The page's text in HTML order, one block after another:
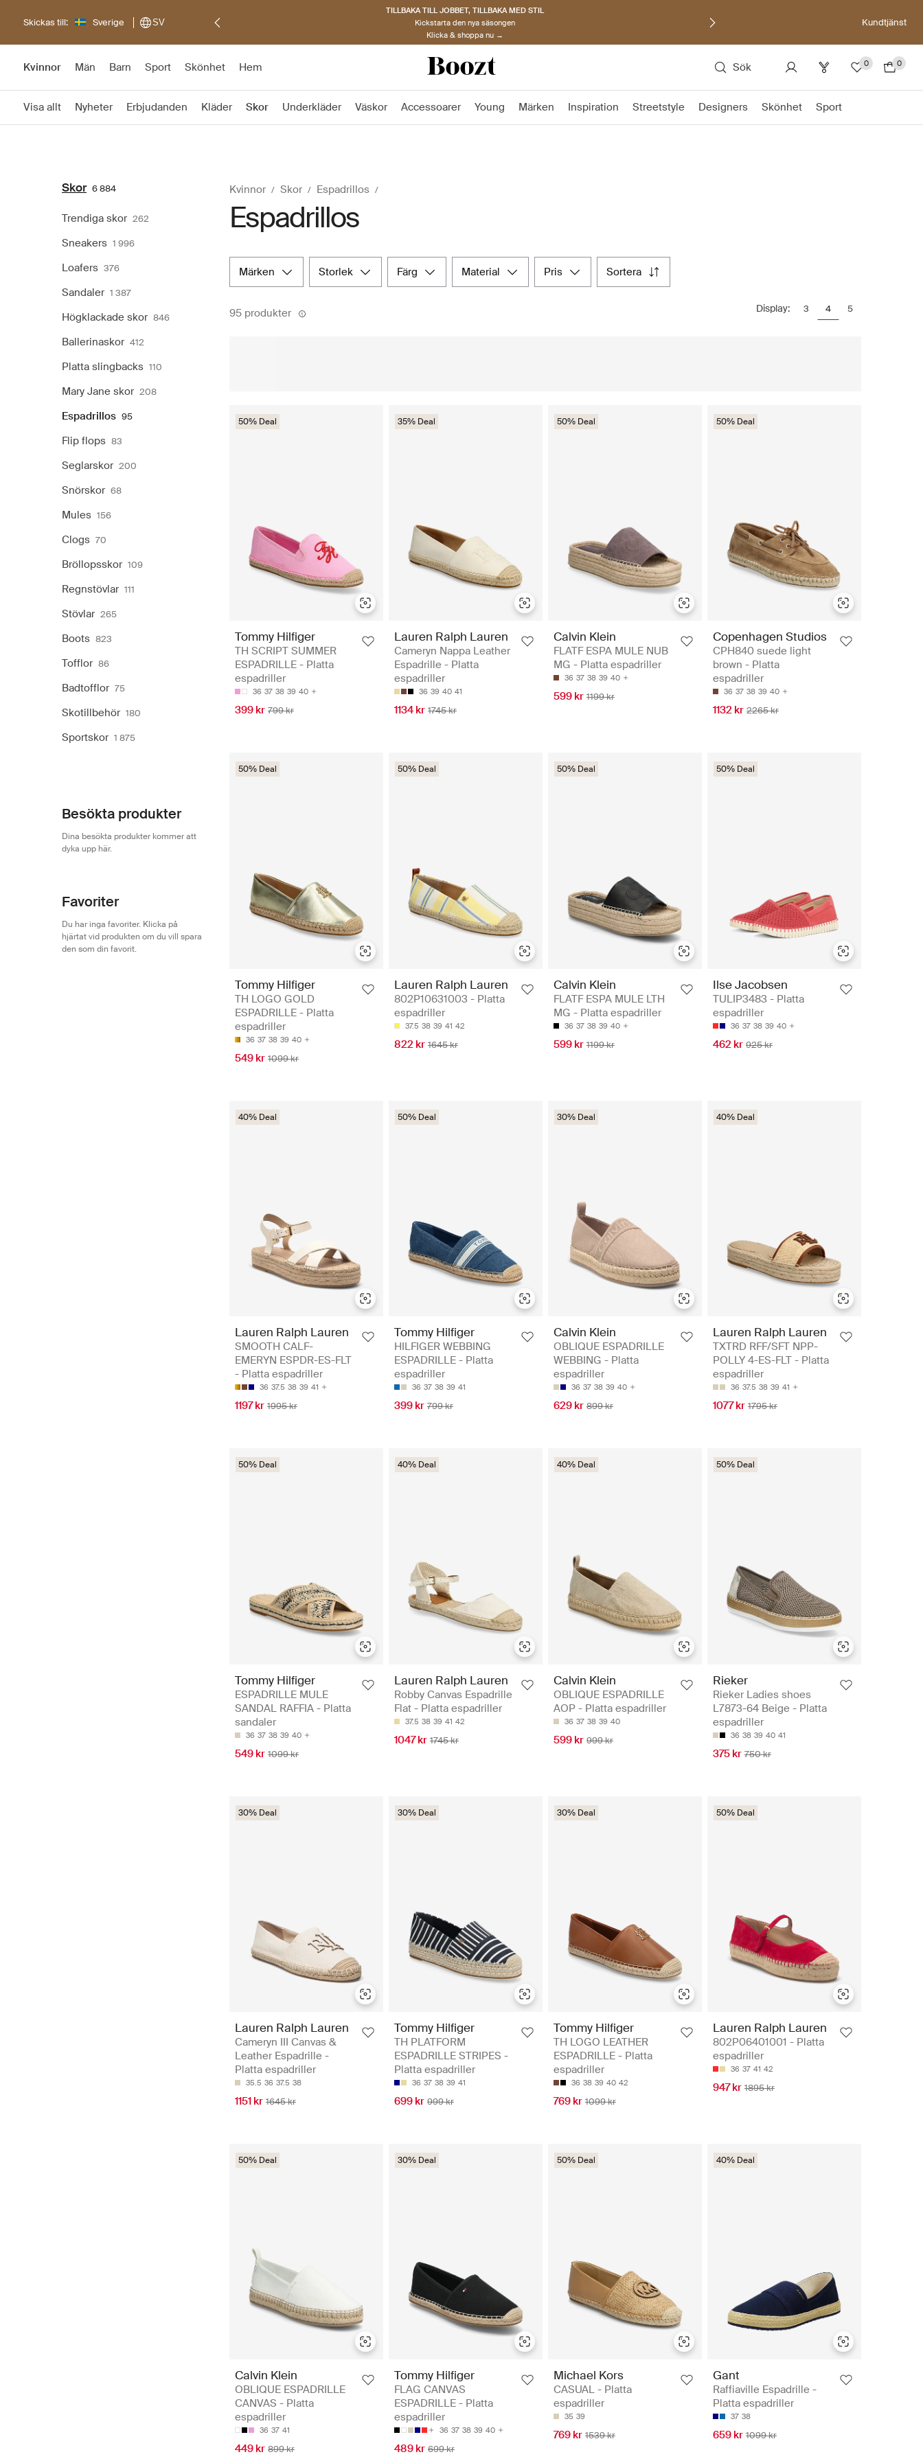
Skickas till: Sverige SV
TILLBAKA TILL JOBBET, TILLBAKA MED STIL
Kickstarta den nya säsongen
Klicka & shoppa nu →
Kundtjänst
Kvinnor Män Barn Sport Skönhet Hem Sök 0 0
Visa allt Nyheter Erbjudanden Kläder Skor Underkläder Väskor Accessoarer Young Märken Inspiration Streetstyle Designers Skönhet Sport
Skor 6 884
Trendiga skor 262
Sneakers 1 996
Loafers 376
Sandaler 1 387
Högklackade skor 846
Ballerinaskor 412
Platta slingbacks 110
Mary Jane skor 208
Espadrillos 95
Flip flops 83
Seglarskor 200
Snörskor 68
Mules 156
Clogs 70
Bröllopsskor 109
Regnstövlar 111
Stövlar 265
Boots 823
Tofflor 86
Badtofflor 75
Skotillbehör 180
Sportskor 1 875
Besökta produkter
Dina besökta produkter kommer att
dyka upp här.
Favoriter
Du har inga favoriter. Klicka på
hjärtat vid produkten om du vill spara
den som din favorit.
Kvinnor Skor Espadrillos
Espadrillos
märken storlek färg material pris sortera
95 produkter Display: 3 4 5
50% Deal
Tommy Hilfiger
TH SCRIPT SUMMER
ESPADRILLE - Platta
espadriller
36 37 38 39 40
399 kr 799 kr
35% Deal
Lauren Ralph Lauren
Cameryn Nappa Leather
Espadrille - Platta
espadriller
36 39 40 41
1134 kr 1745 kr
50% Deal
Calvin Klein
FLATF ESPA MULE NUB
MG - Platta espadriller
36 37 38 39 40
599 kr 1199 kr
50% Deal
Copenhagen Studios
CPH840 suede light
brown - Platta
espadriller
36 37 38 39 40
1132 kr 2265 kr
50% Deal
Tommy Hilfiger
TH LOGO GOLD
ESPADRILLE - Platta
espadriller
36 37 38 39 40
549 kr 1099 kr
50% Deal
Lauren Ralph Lauren
802P10631003 - Platta
espadriller
37.5 38 39 41 42
822 kr 1645 kr
50% Deal
Calvin Klein
FLATF ESPA MULE LTH
MG - Platta espadriller
36 37 38 39 40
599 kr 1199 kr
50% Deal
Ilse Jacobsen
TULIP3483 - Platta
espadriller
36 37 38 39 40
462 kr 925 kr
40% Deal
Lauren Ralph Lauren
SMOOTH CALF-
EMERYN ESPDR-ES-FLT
- Platta espadriller
36 37.5 38 39 41
1197 kr 1995 kr
50% Deal
Tommy Hilfiger
HILFIGER WEBBING
ESPADRILLE - Platta
espadriller
36 37 38 39 41
399 kr 799 kr
30% Deal
Calvin Klein
OBLIQUE ESPADRILLE
WEBBING - Platta
espadriller
36 37 38 39 40
629 kr 899 kr
40% Deal
Lauren Ralph Lauren
TXTRD RFF/SFT NPP-
POLLY 4-ES-FLT - Platta
espadriller
36 37.5 38 39 41
1077 kr 1795 kr
50% Deal
Tommy Hilfiger
ESPADRILLE MULE
SANDAL RAFFIA - Platta
sandaler
36 37 38 39 40
549 kr 1099 kr
40% Deal
Lauren Ralph Lauren
Robby Canvas Espadrille
Flat - Platta espadriller
37.5 38 39 41 42
1047 kr 1745 kr
40% Deal
Calvin Klein
OBLIQUE ESPADRILLE
AOP - Platta espadriller
36 37 38 39 40
599 kr 999 kr
50% Deal
Rieker
Rieker Ladies shoes
L7873-64 Beige - Platta
espadriller
36 38 39 40 41
375 kr 750 kr
30% Deal
Lauren Ralph Lauren
Cameryn III Canvas &
Leather Espadrille -
Platta espadriller
35.5 36 37.5 38
1151 kr 1645 kr
30% Deal
Tommy Hilfiger
TH PLATFORM
ESPADRILLE STRIPES -
Platta espadriller
36 37 38 39 41
699 kr 999 kr
30% Deal
Tommy Hilfiger
TH LOGO LEATHER
ESPADRILLE - Platta
espadriller
36 38 39 40 42
769 kr 1099 kr
50% Deal
Lauren Ralph Lauren
802P06401001 - Platta
espadriller
36 37 41 42
947 kr 1895 kr
50% Deal
Calvin Klein
OBLIQUE ESPADRILLE
CANVAS - Platta
espadriller
36 37 41
449 kr 899 kr
30% Deal
Tommy Hilfiger
FLAG CANVAS
ESPADRILLE - Platta
espadriller
36 37 38 39 40
489 kr 699 kr
50% Deal
Michael Kors
CASUAL - Platta
espadriller
35 39
769 kr 1539 kr
40% Deal
Gant
Raffiaville Espadrille -
Platta espadriller
37 38
659 kr 1099 kr